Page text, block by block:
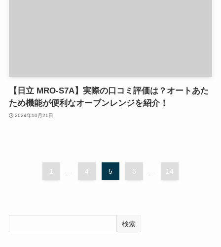
【日立 MRO-S7A】実際の口コミ評価は？オートあた
ため機能が便利なオーブンレンジを紹介！
2024年10月21日
1 ... 4 5 6 ... 14
検索